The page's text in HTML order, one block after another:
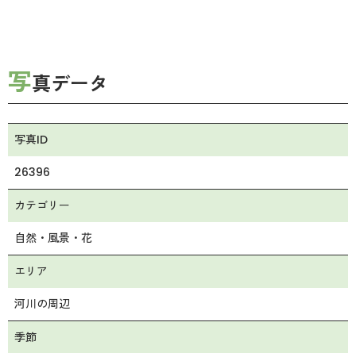
写真データ
写真ID
26396
カテゴリー
自然・風景・花
エリア
河川の周辺
季節